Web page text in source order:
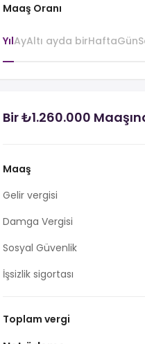
Maaş Oranı
YılAyAltı ayda birHaftaGün
Bir ₺1.260.000
Maaş
Gelir vergisi
Damga Vergisi
Sosyal Güvenlik
İşsizlik sigortası
Toplam vergi